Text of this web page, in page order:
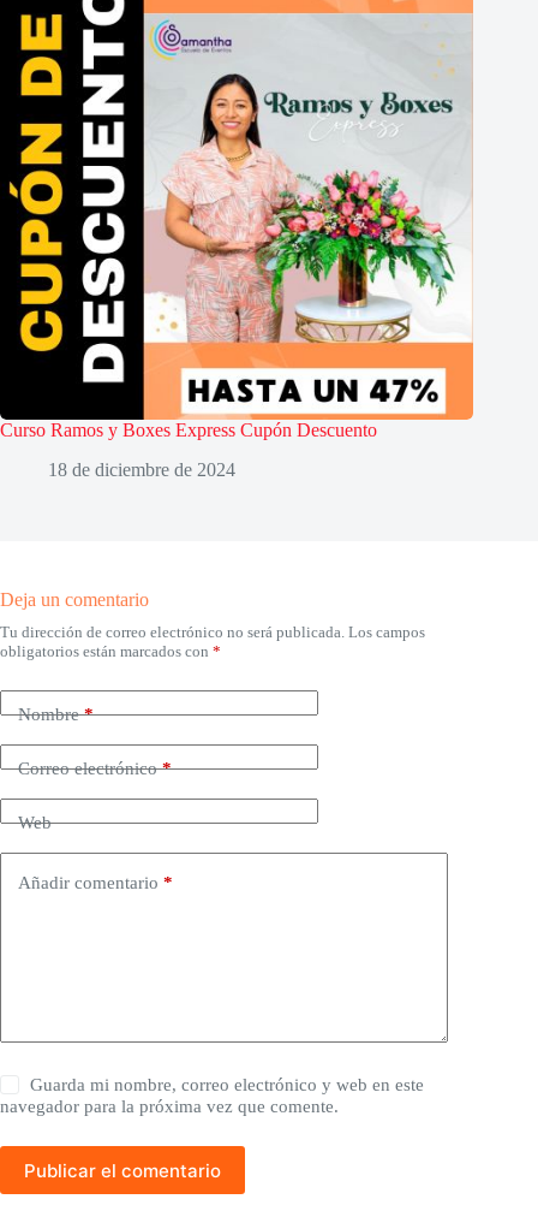
Curso Ramos y Boxes Express Cupón Descuento
18 de diciembre de 2024
Deja un comentario
Tu dirección de correo electrónico no será publicada. Los campos
obligatorios están marcados con *
Nombre*
Correo electrónico*
Web
Añadir comentario *
Guarda mi nombre, correo electrónico y web en este
navegador para la próxima vez que comente.
Publicar el comentario